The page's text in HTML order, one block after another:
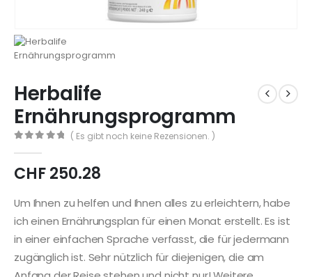
Herbalife
Ernährungsprogramm
( Es gibt noch keine Rezensionen. )
CHF250.28
Um Ihnen zu helfen und Ihnen alles zu erleichtern, habe
ich einen Ernährungsplan für einen Monat erstellt. Es ist
in einer einfachen Sprache verfasst, die für jedermann
zugänglich ist. Sehr nützlich für diejenigen, die am